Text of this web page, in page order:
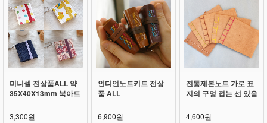
미니셀 전상품ALL 약
35X40X13mm 북아트
3,300원
인디언노트키트 전상
품 ALL
6,900원
전통제본노트 가로 표
지의 구멍 접는 선 있음
4,600원